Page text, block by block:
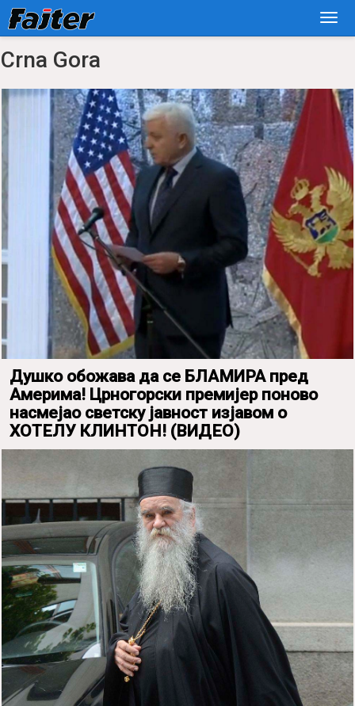
Crna Gora
Душко обожава да се БЛАМИРА пред
Америма! Црногорски премијер поново
насмејао светску јавност изјавом о
ХОТЕЛУ КЛИНТОН! (ВИДЕО)